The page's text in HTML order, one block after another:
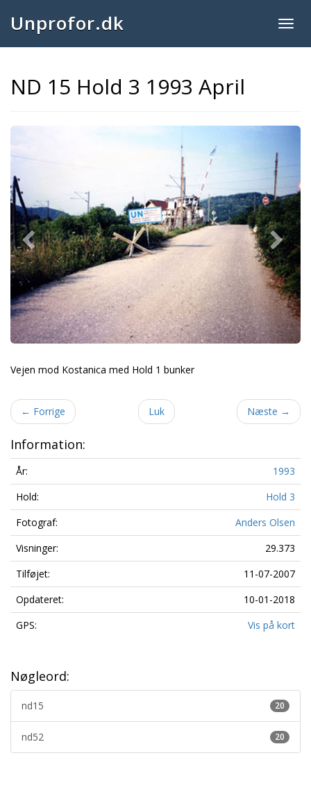
Unprofor.dk
ND 15 Hold 3 1993 April
Vejen mod Kostanica med Hold 1 bunker
← Forrige Luk Næste →
Information:
År:
1993
Hold:
Hold 3
Fotograf:
Anders Olsen
Visninger:
29.373
Tilføjet:
11-07-2007
Opdateret:
10-01-2018
GPS:
Vis på kort
Nøgleord:
20
nd15
20
nd52